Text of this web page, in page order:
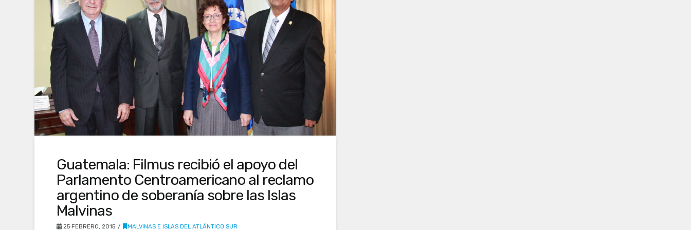
Guatemala: Filmus recibió el apoyo del
Parlamento Centroamericano al reclamo
argentino de soberanía sobre las Islas
Malvinas
25 FEBRERO, 2015 MALVINAS E ISLAS DEL ATLÁNTICO SUR